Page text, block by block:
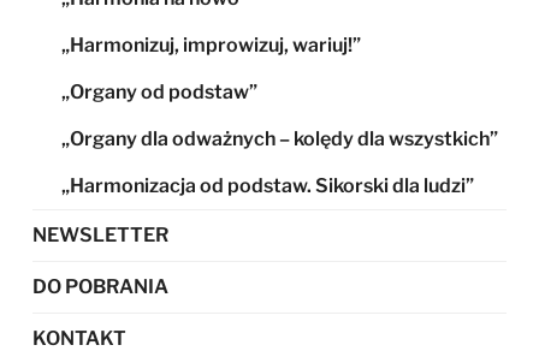
„Harmonizuj, improwizuj, wariuj!”
„Organy od podstaw”
„Organy dla odważnych – kolędy dla wszystkich”
„Harmonizacja od podstaw. Sikorski dla ludzi”
NEWSLETTER
DO POBRANIA
KONTAKT